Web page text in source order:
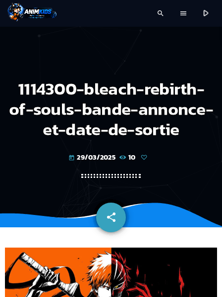
search menu play_arrow
1114300-bleach-rebirth-
of-souls-bande-annonce-
et-date-de-sortie
today 29/03/2025 10
share
email